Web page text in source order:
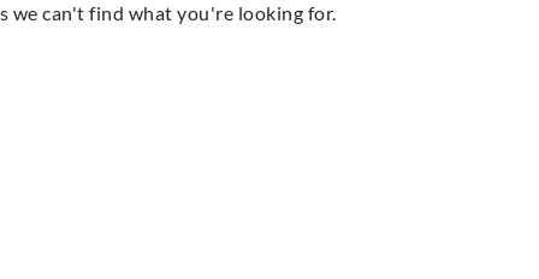
we can't find what you're looking for.